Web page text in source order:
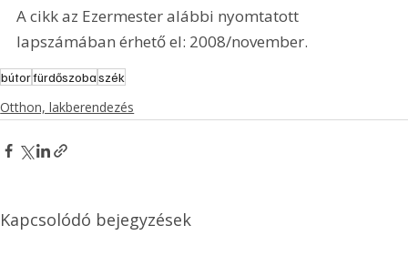
A cikk az Ezermester alábbi nyomtatott
lapszámában érhető el: 2008/november.
bútorfürdőszobaszék
Otthon, lakberendezés
Kapcsolódó bejegyzések